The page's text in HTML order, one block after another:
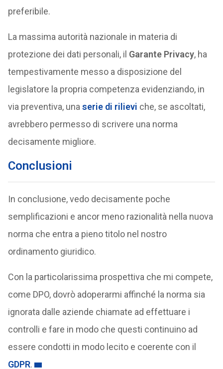
preferibile.
La massima autorità nazionale in materia di
protezione dei dati personali, il Garante Privacy, ha
tempestivamente messo a disposizione del
legislatore la propria competenza evidenziando, in
via preventiva, una serie di rilievi che, se ascoltati,
avrebbero permesso di scrivere una norma
decisamente migliore.
Conclusioni
In conclusione, vedo decisamente poche
semplificazioni e ancor meno razionalità nella nuova
norma che entra a pieno titolo nel nostro
ordinamento giuridico.
Con la particolarissima prospettiva che mi compete,
come DPO, dovrò adoperarmi affinché la norma sia
ignorata dalle aziende chiamate ad effettuare i
controlli e fare in modo che questi continuino ad
essere condotti in modo lecito e coerente con il
GDPR.